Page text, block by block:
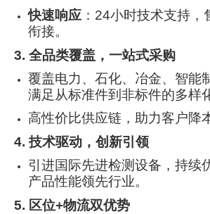
快速响应 ：24小时技术支持，
衔接。
3. 全品类覆盖，一站式采购
覆盖电力、石化、冶金、智能
满足从标准件到非标件的多样
高性价比供应链，助力客户降
4. 技术驱动，创新引领
引进国际先进检测设备，持续
产品性能领先行业。
5. 区位+物流双优势